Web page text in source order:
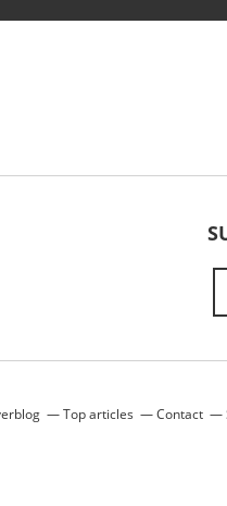
Top articles Contact